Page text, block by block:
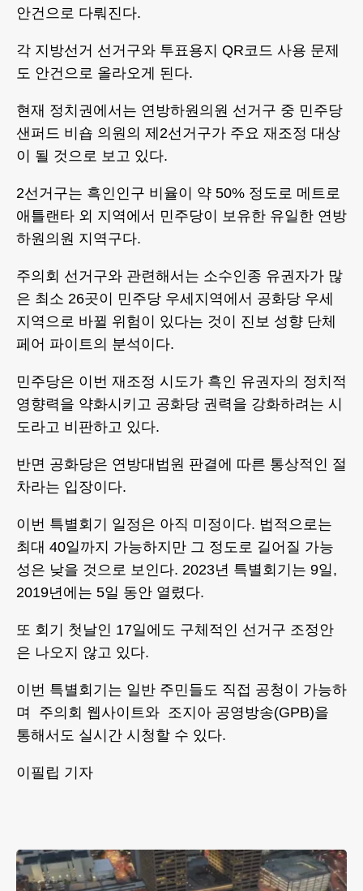
안건으로 다뤄진다.
각 지방선거 선거구와 투표용지 QR코드 사용 문제
도 안건으로 올라오게 된다.
현재 정치권에서는 연방하원의원 선거구 중 민주당
샌퍼드 비숍 의원의 제2선거구가 주요 재조정 대상
이 될 것으로 보고 있다.
2선거구는 흑인인구 비율이 약 50% 정도로 메트로
애틀랜타 외 지역에서 민주당이 보유한 유일한 연방
하원의원 지역구다.
주의회 선거구와 관련해서는 소수인종 유권자가 많
은 최소 26곳이 민주당 우세지역에서 공화당 우세
지역으로 바뀔 위험이 있다는 것이 진보 성향 단체
페어 파이트의 분석이다.
민주당은 이번 재조정 시도가 흑인 유권자의 정치적
영향력을 약화시키고 공화당 권력을 강화하려는 시
도라고 비판하고 있다.
반면 공화당은 연방대법원 판결에 따른 통상적인 절
차라는 입장이다.
이번 특별회기 일정은 아직 미정이다. 법적으로는
최대 40일까지 가능하지만 그 정도로 길어질 가능
성은 낮을 것으로 보인다. 2023년 특별회기는 9일,
2019년에는 5일 동안 열렸다.
또 회기 첫날인 17일에도 구체적인 선거구 조정안
은 나오지 않고 있다.
이번 특별회기는 일반 주민들도 직접 공청이 가능하
며 주의회 웹사이트와 조지아 공영방송(GPB)을
통해서도 실시간 시청할 수 있다.
이필립 기자